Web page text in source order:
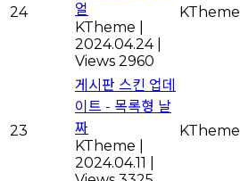
24
얼
KTheme
2024.04.24
Views 2960
KTheme
23
게시판 스킨 업데
이트 - 목록형 날
짜
KTheme
2024.04.11
KTheme